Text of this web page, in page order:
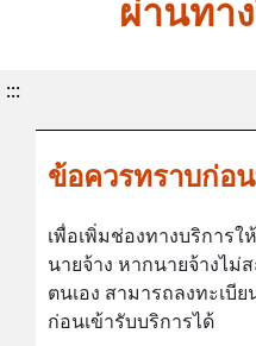
ผ่านทา
:::
ข้อควรทราบก่อ
เพื่อเพิ่มช่องทางบริการ
นายจ้าง หากนายจ้างไม่
ตนเอง สามารถลงทะเบี
ก่อนเข้ารับบริการได้